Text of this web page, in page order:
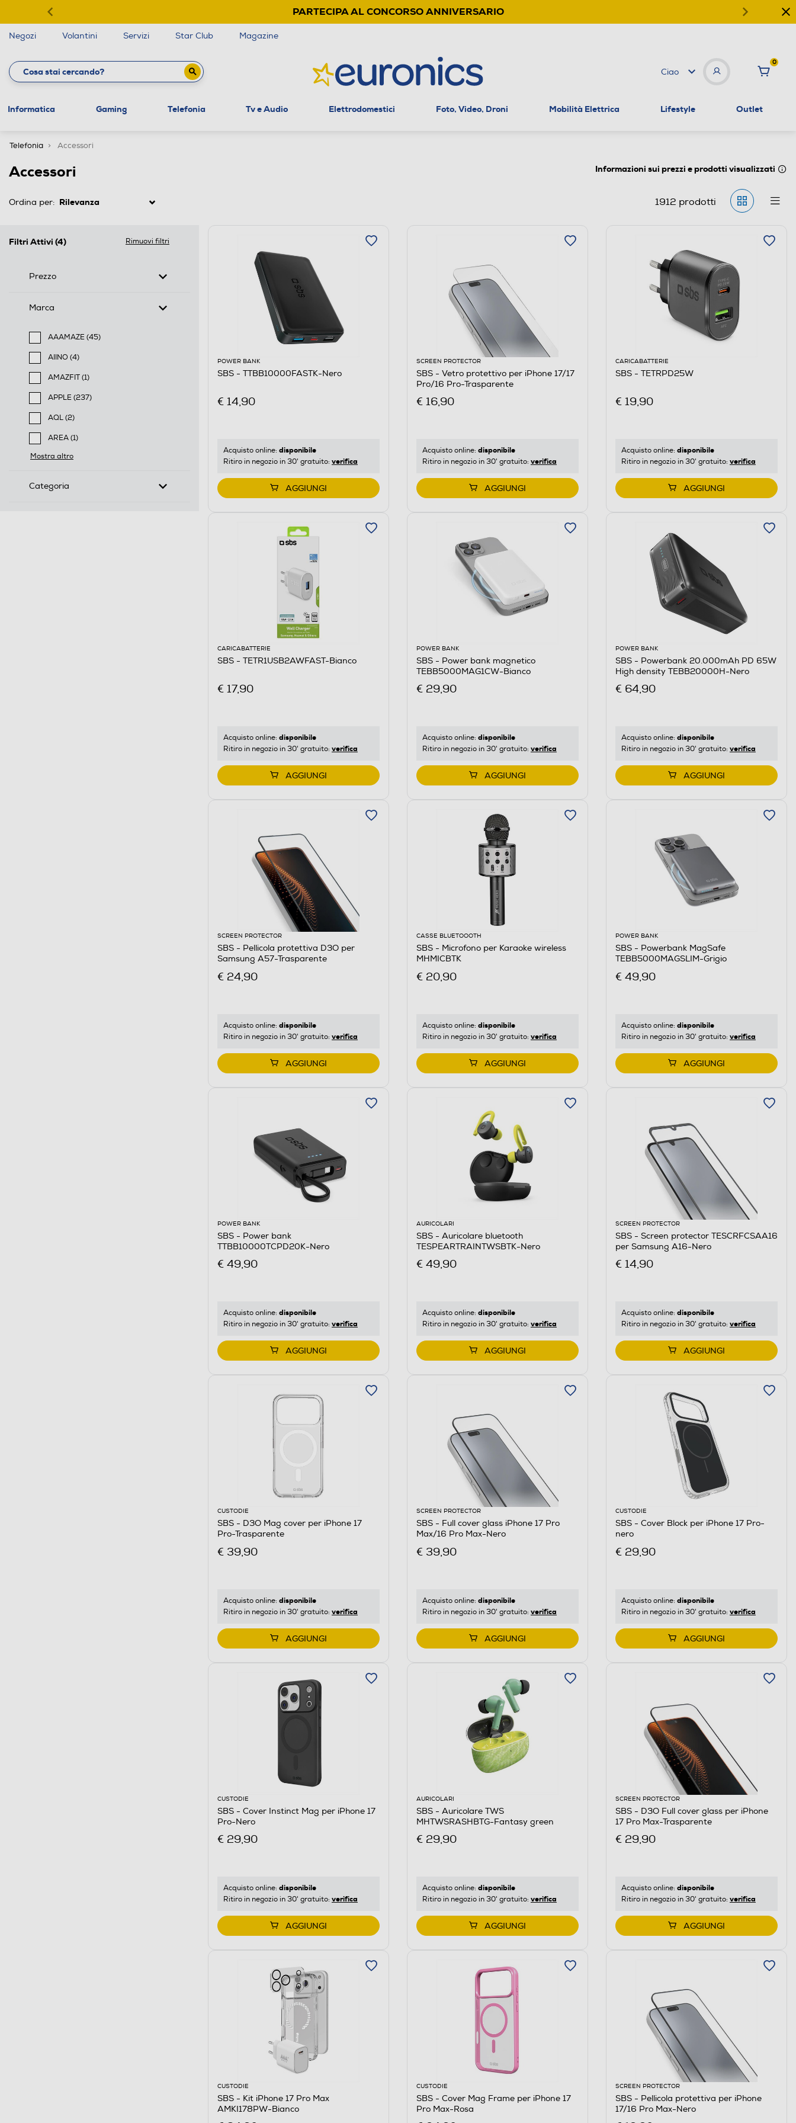
PARTECIPA AL CONCORSO ANNIVERSARIO
Negozi Volantini Servizi Star Club Magazine
Ciao
0
Informatica Gaming Telefonia Tv e Audio Elettrodomestici Foto, Video, Droni Mobilità Elettrica Lifestyle Outlet
Telefonia Accessori
Accessori Informazioni sui prezzi e prodotti visualizzati
Ordina per: 1912 prodotti
Filtri Attivi (4) Rimuovi filtri
Prezzo
Marca
AAAMAZE (45)
Filtra per Marca: AAAMAZE
AIINO (4)
Filtra per Marca: AIINO
AMAZFIT (1)
Filtra per Marca: AMAZFIT
APPLE (237)
Filtra per Marca: APPLE
AQL (2)
Filtra per Marca: AQL
AREA (1)
Filtra per Marca: AREA
Mostra altro
Categoria
POWER BANK
SBS - TTBB10000FASTK-Nero
€ 14,90
Acquisto online: disponibile
Ritiro in negozio in 30' gratuito: verifica
AGGIUNGI
SCREEN PROTECTOR
SBS - Vetro protettivo per iPhone 17/17
Pro/16 Pro-Trasparente
€ 16,90
Acquisto online: disponibile
Ritiro in negozio in 30' gratuito: verifica
AGGIUNGI
CARICABATTERIE
SBS - TETRPD25W
€ 19,90
Acquisto online: disponibile
Ritiro in negozio in 30' gratuito: verifica
AGGIUNGI
CARICABATTERIE
SBS - TETR1USB2AWFAST-Bianco
€ 17,90
Acquisto online: disponibile
Ritiro in negozio in 30' gratuito: verifica
AGGIUNGI
POWER BANK
SBS - Power bank magnetico
TEBB5000MAG1CW-Bianco
€ 29,90
Acquisto online: disponibile
Ritiro in negozio in 30' gratuito: verifica
AGGIUNGI
POWER BANK
SBS - Powerbank 20.000mAh PD 65W
High density TEBB20000H-Nero
€ 64,90
Acquisto online: disponibile
Ritiro in negozio in 30' gratuito: verifica
AGGIUNGI
SCREEN PROTECTOR
SBS - Pellicola protettiva D3O per
Samsung A57-Trasparente
€ 24,90
Acquisto online: disponibile
Ritiro in negozio in 30' gratuito: verifica
AGGIUNGI
CASSE BLUETOOOTH
SBS - Microfono per Karaoke wireless
MHMICBTK
€ 20,90
Acquisto online: disponibile
Ritiro in negozio in 30' gratuito: verifica
AGGIUNGI
POWER BANK
SBS - Powerbank MagSafe
TEBB5000MAGSLIM-Grigio
€ 49,90
Acquisto online: disponibile
Ritiro in negozio in 30' gratuito: verifica
AGGIUNGI
POWER BANK
SBS - Power bank
TTBB10000TCPD20K-Nero
€ 49,90
Acquisto online: disponibile
Ritiro in negozio in 30' gratuito: verifica
AGGIUNGI
AURICOLARI
SBS - Auricolare bluetooth
TESPEARTRAINTWSBTK-Nero
€ 49,90
Acquisto online: disponibile
Ritiro in negozio in 30' gratuito: verifica
AGGIUNGI
SCREEN PROTECTOR
SBS - Screen protector TESCRFCSAA16
per Samsung A16-Nero
€ 14,90
Acquisto online: disponibile
Ritiro in negozio in 30' gratuito: verifica
AGGIUNGI
CUSTODIE
SBS - D3O Mag cover per iPhone 17
Pro-Trasparente
€ 39,90
Acquisto online: disponibile
Ritiro in negozio in 30' gratuito: verifica
AGGIUNGI
SCREEN PROTECTOR
SBS - Full cover glass iPhone 17 Pro
Max/16 Pro Max-Nero
€ 39,90
Acquisto online: disponibile
Ritiro in negozio in 30' gratuito: verifica
AGGIUNGI
CUSTODIE
SBS - Cover Block per iPhone 17 Pro-
nero
€ 29,90
Acquisto online: disponibile
Ritiro in negozio in 30' gratuito: verifica
AGGIUNGI
CUSTODIE
SBS - Cover Instinct Mag per iPhone 17
Pro-Nero
€ 29,90
Acquisto online: disponibile
Ritiro in negozio in 30' gratuito: verifica
AGGIUNGI
AURICOLARI
SBS - Auricolare TWS
MHTWSRASHBTG-Fantasy green
€ 29,90
Acquisto online: disponibile
Ritiro in negozio in 30' gratuito: verifica
AGGIUNGI
SCREEN PROTECTOR
SBS - D3O Full cover glass per iPhone
17 Pro Max-Trasparente
€ 29,90
Acquisto online: disponibile
Ritiro in negozio in 30' gratuito: verifica
AGGIUNGI
CUSTODIE
SBS - Kit iPhone 17 Pro Max
AMKI178PW-Bianco
CUSTODIE
SBS - Cover Mag Frame per iPhone 17
Pro Max-Rosa
SCREEN PROTECTOR
SBS - Pellicola protettiva per iPhone
17/16 Pro Max-Nero